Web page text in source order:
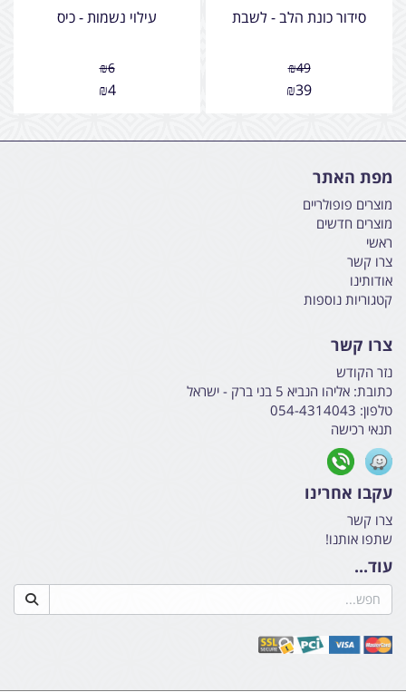
סידור כונת הלב - לשבת
₪49
₪39
עילוי נשמות - כיס
₪6
₪4
מפת האתר
מוצרים פופולריים
מוצרים חדשים
ראשי
צרו קשר
אודותינו
קטגוריות נוספות
צרו קשר
נזר הקודש
כתובת: אליהו הנביא 5 בני ברק - ישראל
טלפון: 054-4314043
תנאי רכישה
עקבו אחרינו
צרו קשר
שתפו אותנו!
עוד...